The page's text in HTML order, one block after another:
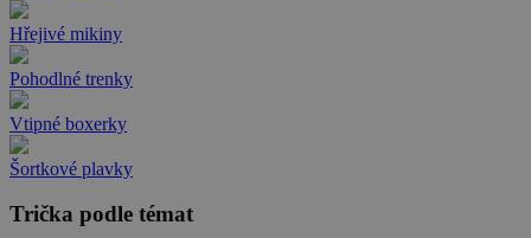
Hřejivé mikiny
Pohodlné trenky
Vtipné boxerky
Šortkové plavky
Trička podle témat